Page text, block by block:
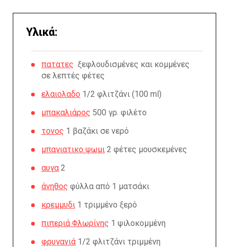
Υλικά:
πατατες ξεφλουδισμένες και κομμένες
σε λεπτές φέτες
ελαιολαδο 1/2 φλιτζάνι (100 ml)
μπακαλιάρος 500 γρ. φιλέτο
τονος 1 βαζάκι σε νερό
μπαγιατικο ψωμι 2 φέτες μουσκεμένες
αυγα 2
άνηθος φύλλα από 1 ματσάκι
κρεμμυδι 1 τριμμένο ξερό
πιπεριά Φλωρίνης 1 ψιλοκομμένη
φρυγανιά 1/2 φλιτζάνι τριμμένη